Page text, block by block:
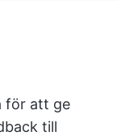
för att ge
till